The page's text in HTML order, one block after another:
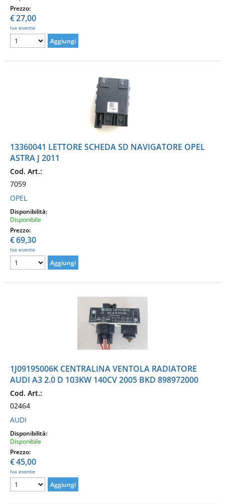
Prezzo:
€27,00
Iva esente
13360041 LETTORE SCHEDA SD NAVIGATORE OPEL
ASTRA J 2011
Cod. Art.:
7059
OPEL
Disponibilità:
Disponibile
Prezzo:
€69,30
Iva esente
1J09195006K CENTRALINA VENTOLA RADIATORE
AUDI A3 2.0 D 103KW 140CV 2005 BKD 898972000
Cod. Art.:
02464
AUDI
Disponibilità:
Disponibile
Prezzo:
€45,00
Iva esente